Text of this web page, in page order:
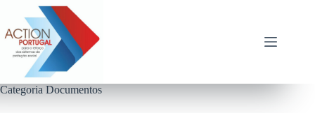
conteúdo
Categoria Documentos